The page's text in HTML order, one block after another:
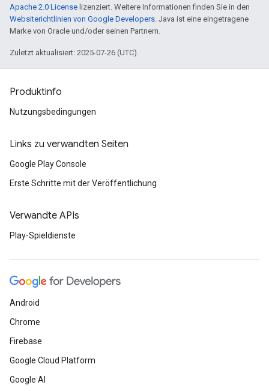
Apache 2.0 License lizenziert. Weitere Informationen finden Sie in den
Websiterichtlinien von Google Developers. Java ist eine eingetragene
Marke von Oracle und/oder seinen Partnern.
Zuletzt aktualisiert: 2025-07-26 (UTC).
Produktinfo
Nutzungsbedingungen
Links zu verwandten Seiten
Google Play Console
Erste Schritte mit der Veröffentlichung
Verwandte APIs
Play-Spieldienste
Android
Chrome
Firebase
Google Cloud Platform
Google AI